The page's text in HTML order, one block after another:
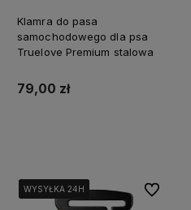
Klamra do pasa
samochodowego dla psa
Truelove Premium stalowa
79,00 zł
WYSYŁKA 24H
WYSYŁKA 24H
WYSYŁKA 24H
WYSYŁKA 24H Do